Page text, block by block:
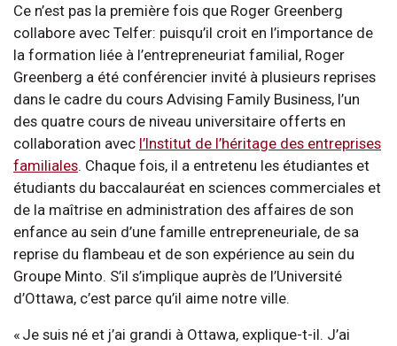
Ce n’est pas la première fois que Roger Greenberg
collabore avec Telfer: puisqu’il croit en l’importance de
la formation liée à l’entrepreneuriat familial, Roger
Greenberg a été conférencier invité à plusieurs reprises
dans le cadre du cours Advising Family Business, l’un
des quatre cours de niveau universitaire offerts en
collaboration avec l’Institut de l’héritage des entreprises
familiales. Chaque fois, il a entretenu les étudiantes et
étudiants du baccalauréat en sciences commerciales et
de la maîtrise en administration des affaires de son
enfance au sein d’une famille entrepreneuriale, de sa
reprise du flambeau et de son expérience au sein du
Groupe Minto. S’il s’implique auprès de l’Université
d’Ottawa, c’est parce qu’il aime notre ville.
« Je suis né et j’ai grandi à Ottawa, explique-t-il. J’ai